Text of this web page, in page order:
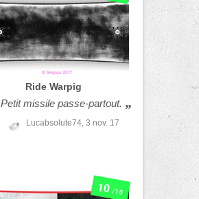
Ride Warpig
Petit missile passe-partout.
Lucabsolute74, 3 nov. 17
10/10